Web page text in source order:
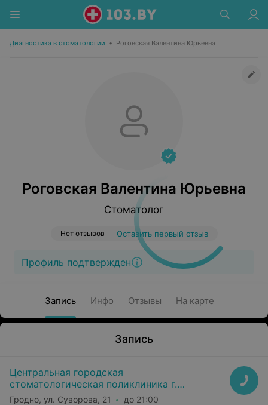
Диагностика в стоматологии • Роговская Валентина Юрьевна
Роговская Валентина Юрьевна
Стоматолог
Нет отзывов Оставить первый отзыв
Профиль подтвержден
Запись Инфо Отзывы На карте
Запись
Центральная городская
стоматологическая поликлиника г.
Гродно
Гродно, ул. Суворова, 21 до 21:00